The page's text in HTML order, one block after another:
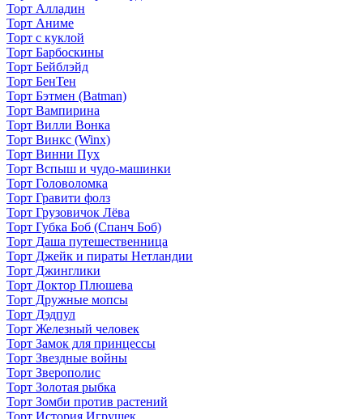
Торт Алладин
Торт Аниме
Торт с куклой
Торт Барбоскины
Торт Бейблэйд
Торт БенТен
Торт Бэтмен (Batman)
Торт Вампирина
Торт Вилли Вонка
Торт Винкс (Winx)
Торт Винни Пух
Торт Вспыш и чудо-машинки
Торт Головоломка
Торт Гравити фолз
Торт Грузовичок Лёва
Торт Губка Боб (Спанч Боб)
Торт Даша путешественница
Торт Джейк и пираты Нетландии
Торт Джинглики
Торт Доктор Плюшева
Торт Дружные мопсы
Торт Дэдпул
Торт Железный человек
Торт Замок для принцессы
Торт Звездные войны
Торт Зверополис
Торт Золотая рыбка
Торт Зомби против растений
Торт История Игрушек